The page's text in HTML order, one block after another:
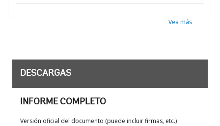
Vea más
DESCARGAS
INFORME COMPLETO
Versión oficial del documento (puede incluir firmas, etc.)